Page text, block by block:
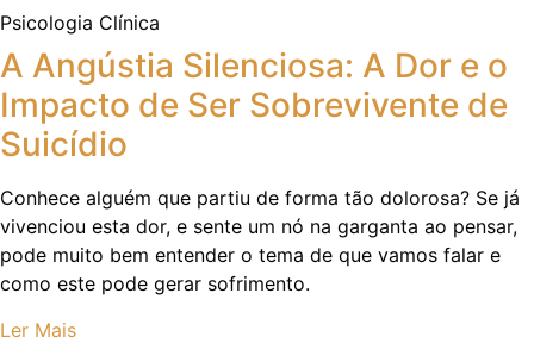
Psicologia Clínica
A Angústia Silenciosa: A Dor e o
Impacto de Ser Sobrevivente de
Suicídio
Conhece alguém que partiu de forma tão dolorosa? Se já
vivenciou esta dor, e sente um nó na garganta ao pensar,
pode muito bem entender o tema de que vamos falar e
como este pode gerar sofrimento.
Ler Mais